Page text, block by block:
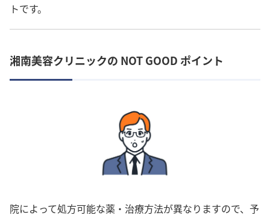
トです。
湘南美容クリニックの NOT GOOD ポイント
院によって処方可能な薬・治療方法が異なりますので、予